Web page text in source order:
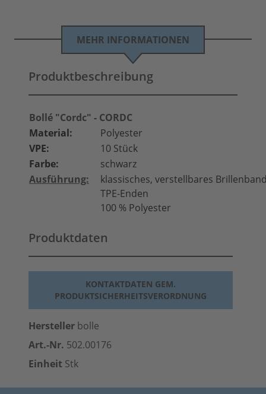
MEHR INFORMATIONEN
Produktbeschreibung
Bollé "Cordc" - CORDC
Material:
Polyester
VPE:
10 Stück
Farbe:
schwarz
Ausführung:
klassisches, verstellbares
TPE-Enden
100 % Polyester
Produktdaten
KONTAKTDATEN GEM.
PRODUKTSICHERHEITSVERORDNUNG
Hersteller bolle
Art.-Nr. 502.00176
Einheit Stk